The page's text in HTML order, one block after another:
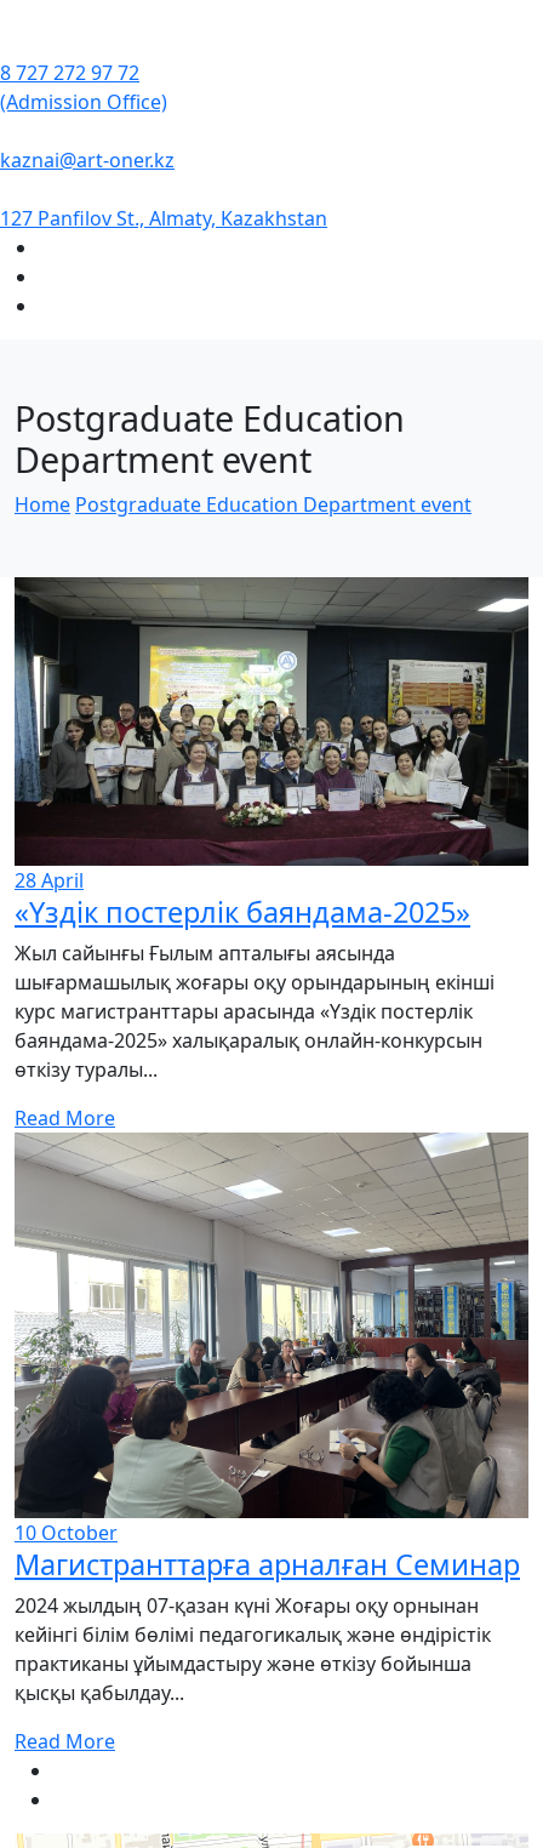
8 727 272 97 72
(Admission Office)
kaznai@art-oner.kz
127 Panfilov St., Almaty, Kazakhstan
Postgraduate Education
Department event
Home Postgraduate Education Department event
28April
«Үздік постерлік баяндама-2025»
Жыл сайынғы Ғылым апталығы аясында
шығармашылық жоғары оқу орындарының екінші
курс магистранттары арасында «Үздік постерлік
баяндама-2025» халықаралық онлайн-конкурсын
өткізу туралы...
Read More
10 October
Магистранттарға арналған Семинар
2024 жылдың 07-қазан күні Жоғары оқу орнынан
кейінгі білім бөлімі педагогикалық және өндірістік
практиканы ұйымдастыру және өткізу бойынша
қысқы қабылдау...
Read More